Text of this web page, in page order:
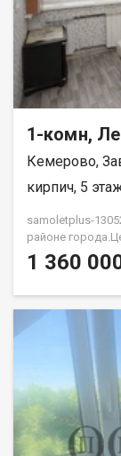
1-комн,
Кемерово,
кирпич, 5
samoletplus-
районе
августе! Успей
для
общественному
центры,
необходимое
ремонт, готовый
дверь, светлая
планировки —
1 360